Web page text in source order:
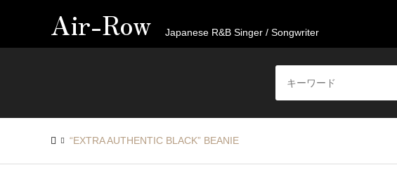
Air-Row Japanese R&B Singer / Songwriter
“EXTRA AUTHENTIC BLACK” BEANIE